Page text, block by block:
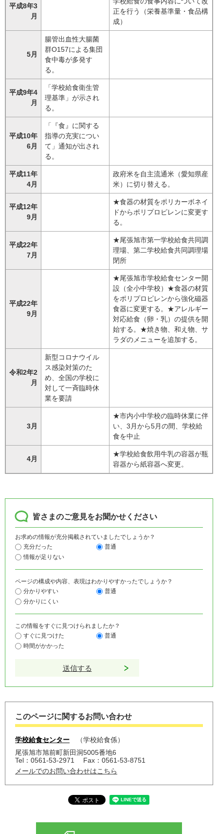
平成8年3
月
正を行う（栄養基準量・食品構
成）
5月
腸管出血性大腸菌
群O157による集団
食中毒が多発す
る。
平成9年4
月
「学校給食衛生管
理基準」が示され
る。
平成10年
6月
「『食』に関する
指導の充実につい
て」通知が出され
る。
平成11年
4月
政府米を自主流通米（愛知県産
米）に切り替える。
平成12年
9月
★食器の材質をポリカーボネイ
ドからポリプロピレンに変更す
る。
平成22年
7月
★尾張旭市第一学校給食共同調
理場、第二学校給食共同調理場
閉所
平成22年
9月
★尾張旭市学校給食センター開
設（全小中学校）★食器の材質
をポリプロピレンから強化磁器
食器に変更する。★アレルギー
対応給食（卵・乳）の提供を開
始する。★焼き物、和え物、サ
ラダのメニューを追加する。
令和2年2
月
新型コロナウイル
ス感染対策のた
め、全国の学校に
対して一斉臨時休
業を要請
3月
★市内小中学校の臨時休業に伴
い、3月から5月の間、学校給
食を中止
4月
★学校給食飲用牛乳の容器が瓶
容器から紙容器へ変更。
皆さまのご意見をお聞かせください
お求めの情報が充分掲載されていましたでしょうか？
充分だった
普通
情報が足りない
ページの構成や内容、表現はわかりやすかったでしょうか？
分かりやすい
普通
分かりにくい
この情報をすぐに見つけられましたか？
すぐに見つけた
普通
時間がかかった
このページに関するお問い合わせ
学校給食センター
学校給食係
尾張旭市旭前町新田洞5005番地6
Tel：0561-53-2971
Fax：0561-53-8751
メールでのお問い合わせはこちら